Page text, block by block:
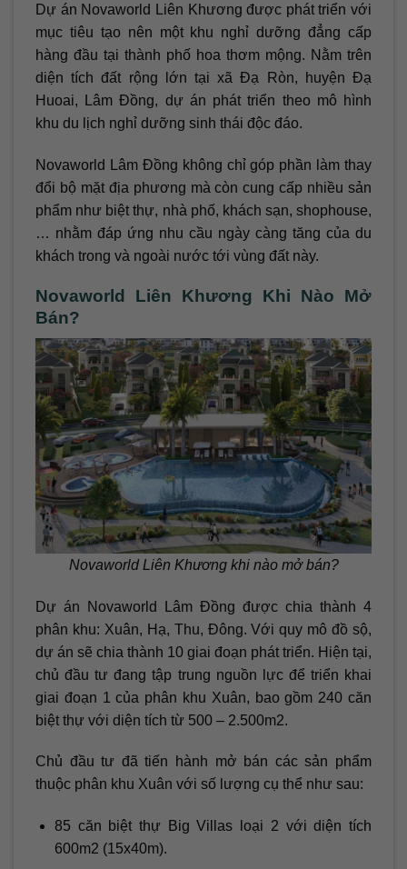
Dự án Novaworld Liên Khương được phát triển với
mục tiêu tạo nên một khu nghỉ dưỡng đẳng cấp
hàng đầu tại thành phố hoa thơm mộng. Nằm trên
diện tích đất rộng lớn tại xã Đạ Ròn, huyện Đạ
Huoai, Lâm Đồng, dự án phát triển theo mô hình
khu du lịch nghỉ dưỡng sinh thái độc đáo.
Novaworld Lâm Đồng không chỉ góp phần làm thay
đổi bộ mặt địa phương mà còn cung cấp nhiều sản
phẩm như biệt thự, nhà phố, khách sạn, shophouse,
… nhằm đáp ứng nhu cầu ngày càng tăng của du
khách trong và ngoài nước tới vùng đất này.
Novaworld Liên Khương Khi Nào Mở
Bán?
Novaworld Liên Khương khi nào mở bán?
Dự án Novaworld Lâm Đồng được chia thành 4
phân khu: Xuân, Hạ, Thu, Đông. Với quy mô đồ sộ,
dự án sẽ chia thành 10 giai đoạn phát triển. Hiện tại,
chủ đầu tư đang tập trung nguồn lực để triển khai
giai đoạn 1 của phân khu Xuân, bao gồm 240 căn
biệt thự với diện tích từ 500 – 2.500m2.
Chủ đầu tư đã tiến hành mở bán các sản phẩm
thuộc phân khu Xuân với số lượng cụ thể như sau:
85 căn biệt thự Big Villas loại 2 với diện tích
600m2 (15x40m).